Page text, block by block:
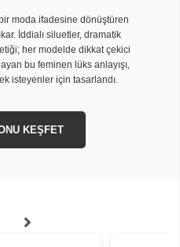
moda ifadesine dönüştüren
İddialı siluetler, dramatik
her modelde dikkat çekici
bu feminen lüks anlayışı,
isteyenler için tasarlandı.
KEŞFET